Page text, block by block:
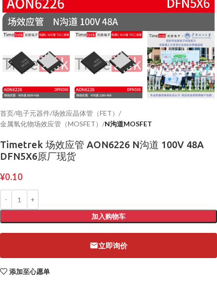
首页 电子元器件 场效应晶体管（FET）
金属氧化物场效应管（MOSFET）
N沟道MOSFET
Timetrek 场效应管 AON6226 N沟道 100V 48A
DFN5X6原厂现货
¥0.10
加入购物车
立即询价
添加至心愿单